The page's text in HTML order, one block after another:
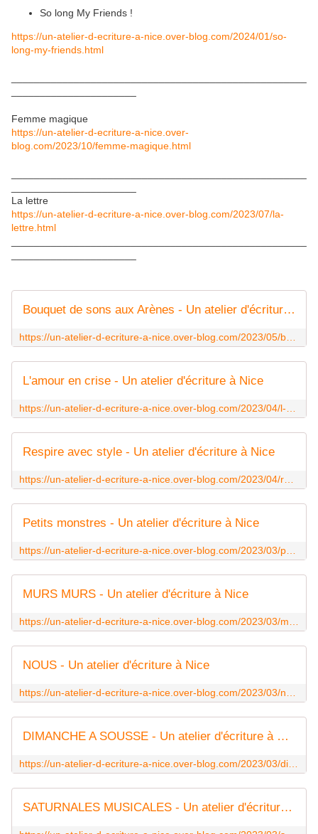
So long My Friends !
https://un-atelier-d-ecriture-a-nice.over-blog.com/2024/01/so-
long-my-friends.html
Femme magique
https://un-atelier-d-ecriture-a-nice.over-
blog.com/2023/10/femme-magique.html
La lettre
https://un-atelier-d-ecriture-a-nice.over-blog.com/2023/07/la-
lettre.html
Bouquet de sons aux Arènes - Un atelier d'écriture à Nice
L'amour en crise - Un atelier d'écriture à Nice
Respire avec style - Un atelier d'écriture à Nice
Petits monstres - Un atelier d'écriture à Nice
MURS MURS - Un atelier d'écriture à Nice
NOUS - Un atelier d'écriture à Nice
DIMANCHE A SOUSSE - Un atelier d'écriture à Nice
SATURNALES MUSICALES - Un atelier d'écriture à Nice